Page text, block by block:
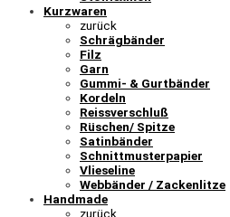
Kurzwaren
zurück
Schrägbänder
Filz
Garn
Gummi- & Gurtbänder
Kordeln
Reissverschluß
Rüschen/ Spitze
Satinbänder
Schnittmusterpapier
Vlieseline
Webbänder / Zackenlitze
Handmade
zurück